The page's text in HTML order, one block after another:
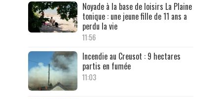
Noyade à la base de loisirs La Plaine
tonique : une jeune fille de 11 ans a
perdu la vie
11:56
Incendie au Creusot : 9 hectares
partis en fumée
11:03